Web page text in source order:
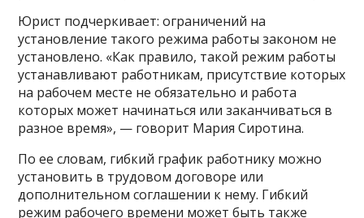
Юрист подчеркивает: ограничений на
установление такого режима работы законом не
установлено. «Как правило, такой режим работы
устанавливают работникам, присутствие которых
на рабочем месте не обязательно и работа
которых может начинаться или заканчиваться в
разное время», — говорит Мария Сиротина.
По ее словам, гибкий график работнику можно
установить в трудовом договоре или
дополнительном соглашении к нему. Гибкий
режим рабочего времени может быть также